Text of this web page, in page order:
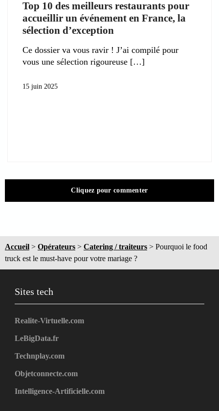
Top 10 des meilleurs restaurants pour
accueillir un événement en France, la
sélection d’exception
Ce dossier va vous ravir ! J’ai compilé pour
vous une sélection rigoureuse
15 juin 2025
Cliquez pour commenter
Accueil > Opérateurs > Catering / traiteurs > Pourquoi le food
truck est le must-have pour votre mariage ?
Sites tech
Realite-Virtuelle.com
LeBigData.fr
Technplay.com
Objetconnecte.com
Intelligence-Artificielle.com